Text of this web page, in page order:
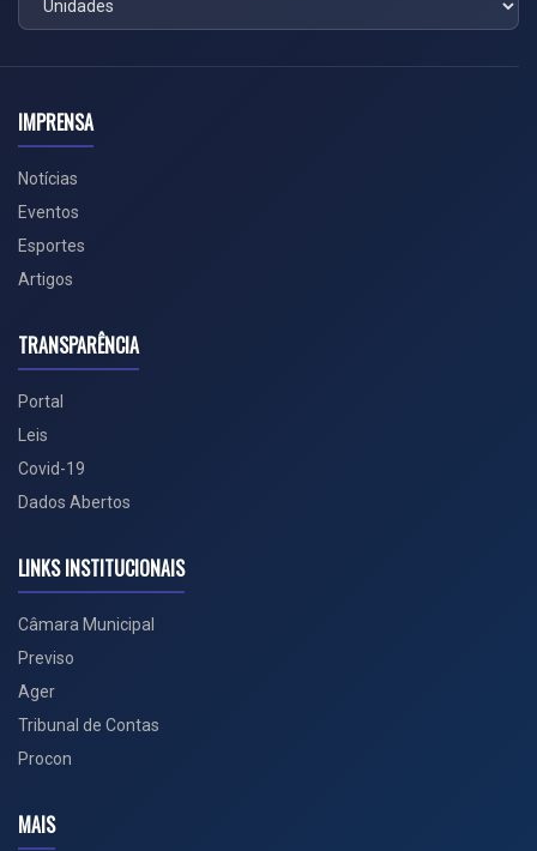
IMPRENSA
Notícias
Eventos
Esportes
Artigos
TRANSPARÊNCIA
Portal
Leis
Covid-19
Dados Abertos
LINKS INSTITUCIONAIS
Câmara Municipal
Previso
Ager
Tribunal de Contas
Procon
MAIS